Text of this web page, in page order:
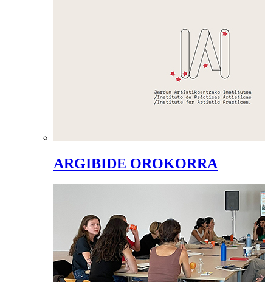
ARGIBIDE OROKORRA